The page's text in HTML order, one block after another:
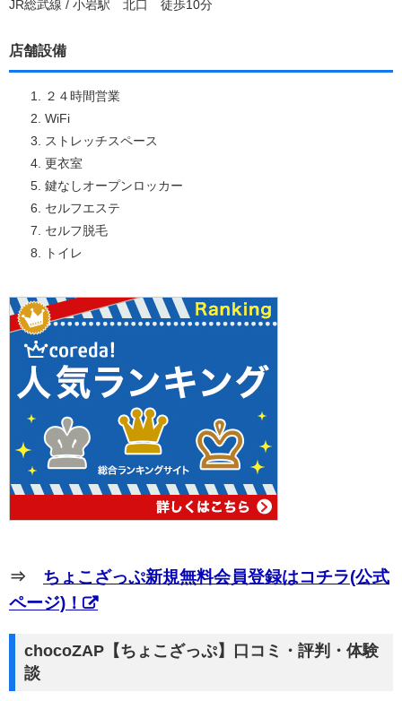
JR総武線 / 小岩駅 北口 徒歩10分
店舗設備
２４時間営業
WiFi
ストレッチスペース
更衣室
鍵なしオープンロッカー
セルフエステ
セルフ脱毛
トイレ
⇒ ちょこざっぷ新規無料会員登録はコチラ(公式
ページ)！
chocoZAP【ちょこざっぷ】口コミ・評判・体験
談